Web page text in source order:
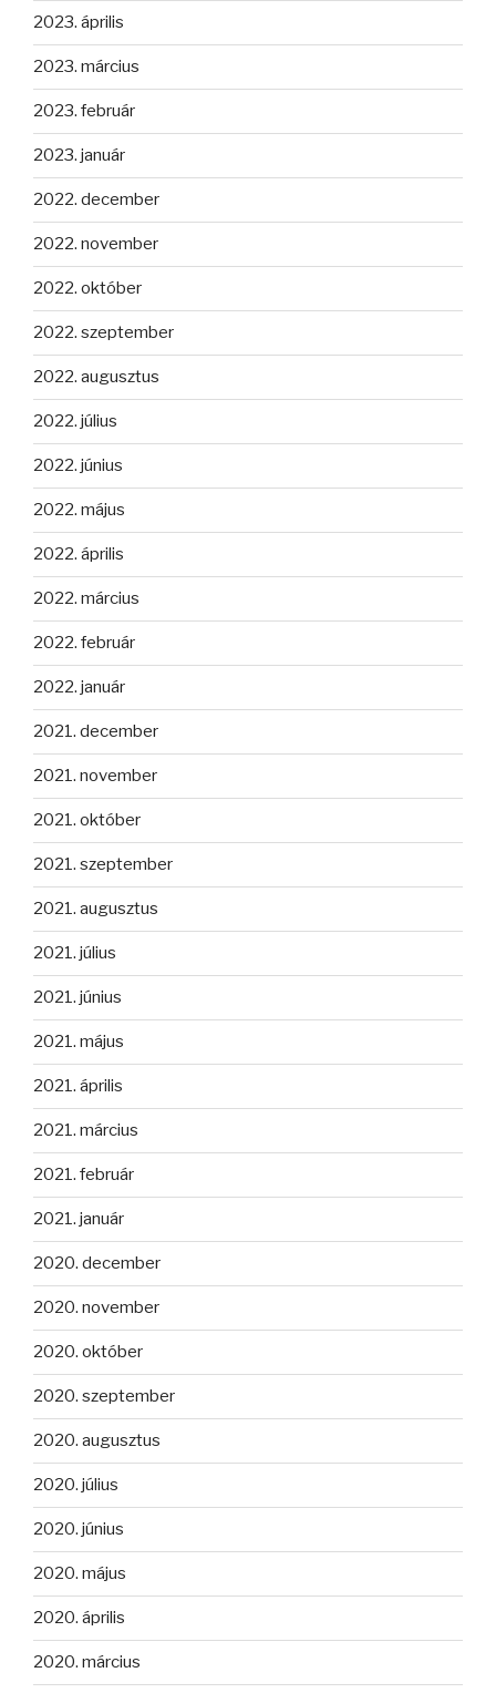
2023. április
2023. március
2023. február
2023. január
2022. december
2022. november
2022. október
2022. szeptember
2022. augusztus
2022. július
2022. június
2022. május
2022. április
2022. március
2022. február
2022. január
2021. december
2021. november
2021. október
2021. szeptember
2021. augusztus
2021. július
2021. június
2021. május
2021. április
2021. március
2021. február
2021. január
2020. december
2020. november
2020. október
2020. szeptember
2020. augusztus
2020. július
2020. június
2020. május
2020. április
2020. március